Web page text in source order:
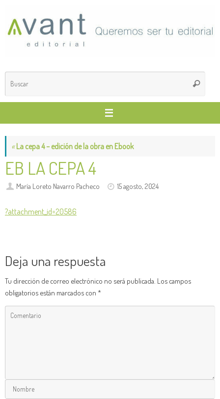
contenido
Buscar
«La cepa 4 – edición de la obra en Ebook
EB LA CEPA 4
María Loreto Navarro Pacheco 15 agosto, 2024
?attachment_id=20586
Deja una respuesta
Tu dirección de correo electrónico no será publicada. Los campos
obligatorios están marcados con *